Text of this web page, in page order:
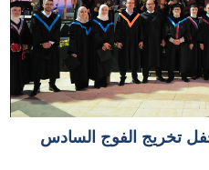
تخريج الفوج السادس